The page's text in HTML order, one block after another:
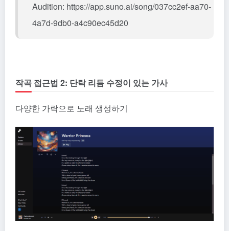
Audition: https://app.suno.ai/song/037cc2ef-aa70-
4a7d-9db0-a4c90ec45d20
작곡 접근법 2: 단락 리듬 수정이 있는 가사
다양한 가락으로 노래 생성하기